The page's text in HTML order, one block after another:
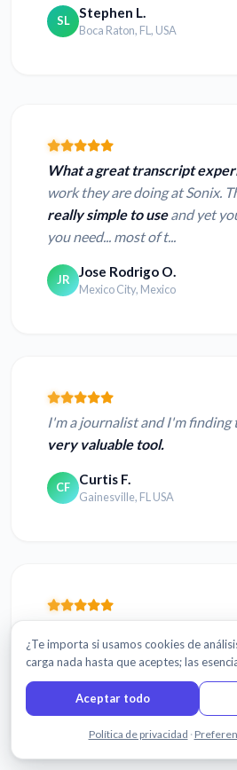
SL Stephen L.
Boca Raton, FL, USA
What a great transcript
work they are doing at Sonix.
really simple to useand yet
you need... most of t...
JR Jose Rodrigo O.
Mexico City, Mexico
I'm a journalist and I'm finding
very valuable tool.
CF Curtis F.
Gainesville, FL USA
worked with.
Vitalyia Q.
Tomsk, Russia
¿Te importa si usamos cookies de
carga nada hasta que aceptes; las
Aceptar todo
Política de privacidad ·